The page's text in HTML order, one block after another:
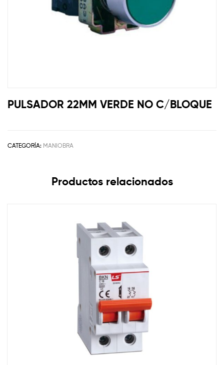
PULSADOR 22MM VERDE NO C/BLOQUE
CATEGORÍA: MANIOBRA
Productos relacionados